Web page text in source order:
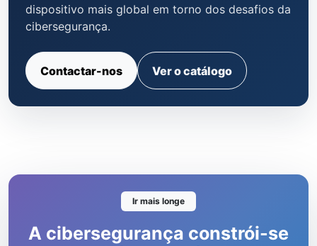
dispositivo mais global em torno dos desafios da
cibersegurança.
Contactar-nos Ver o catálogo
Ir mais longe
A cibersegurança constrói-se